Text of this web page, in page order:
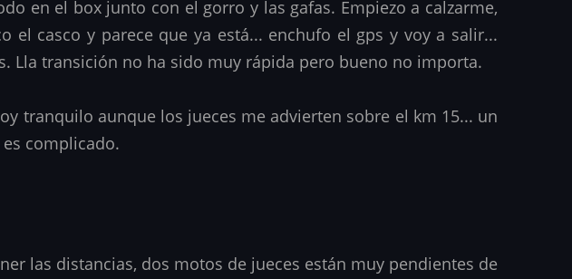
en el box junto con el gorro y las gafas. Empiezo a calzarme,
casco y parece que ya está... enchufo el gps y voy a salir...
Lla transición no ha sido muy rápida pero bueno no importa.
tranquilo aunque los jueces me advierten sobre el km 15... un
complicado.
las distancias, dos motos de jueces están muy pendientes de